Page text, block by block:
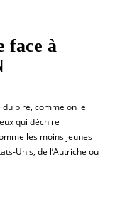
face à
pire, comme on le
qui déchire
les moins jeunes
Unis, de l’Autriche ou